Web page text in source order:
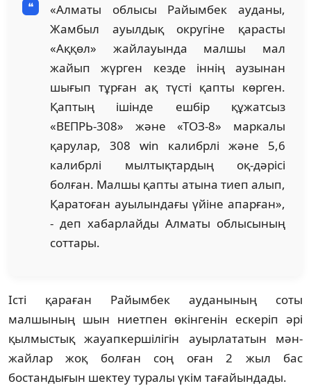
«Алматы облысы Райымбек ауданы,
Жамбыл ауылдық округіне қарасты
«Аққөл» жайлауында малшы мал
жайып жүрген кезде іннің аузынан
шығып тұрған ақ түсті қапты көрген.
Қаптың ішінде ешбір құжатсыз
«ВЕПРЬ-308» және «ТОЗ-8» маркалы
қарулар, 308 win калибрлі және 5,6
калибрлі мылтықтардың оқ-дәрісі
болған. Малшы қапты атына тиеп алып,
Қаратоған ауылындағы үйіне апарған»,
- деп хабарлайды Алматы облысының
соттары.
Істі қараған Райымбек ауданының соты
малшының шын ниетпен өкінгенін ескеріп әрі
қылмыстық жауапкершілігін ауырлататын мән-
жайлар жоқ болған соң оған 2 жыл бас
бостандығын шектеу туралы үкім тағайындады.